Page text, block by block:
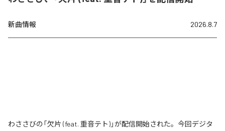
新曲情報 2026.8.7
わささびの「欠片 (feat. 重音テト)」が配信開始された。今回デジタ